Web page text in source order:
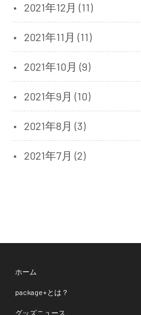
2021年12月 (11)
2021年11月 (11)
2021年10月 (9)
2021年9月 (10)
2021年8月 (3)
2021年7月 (2)
ホーム
package+とは？
グッズニュース